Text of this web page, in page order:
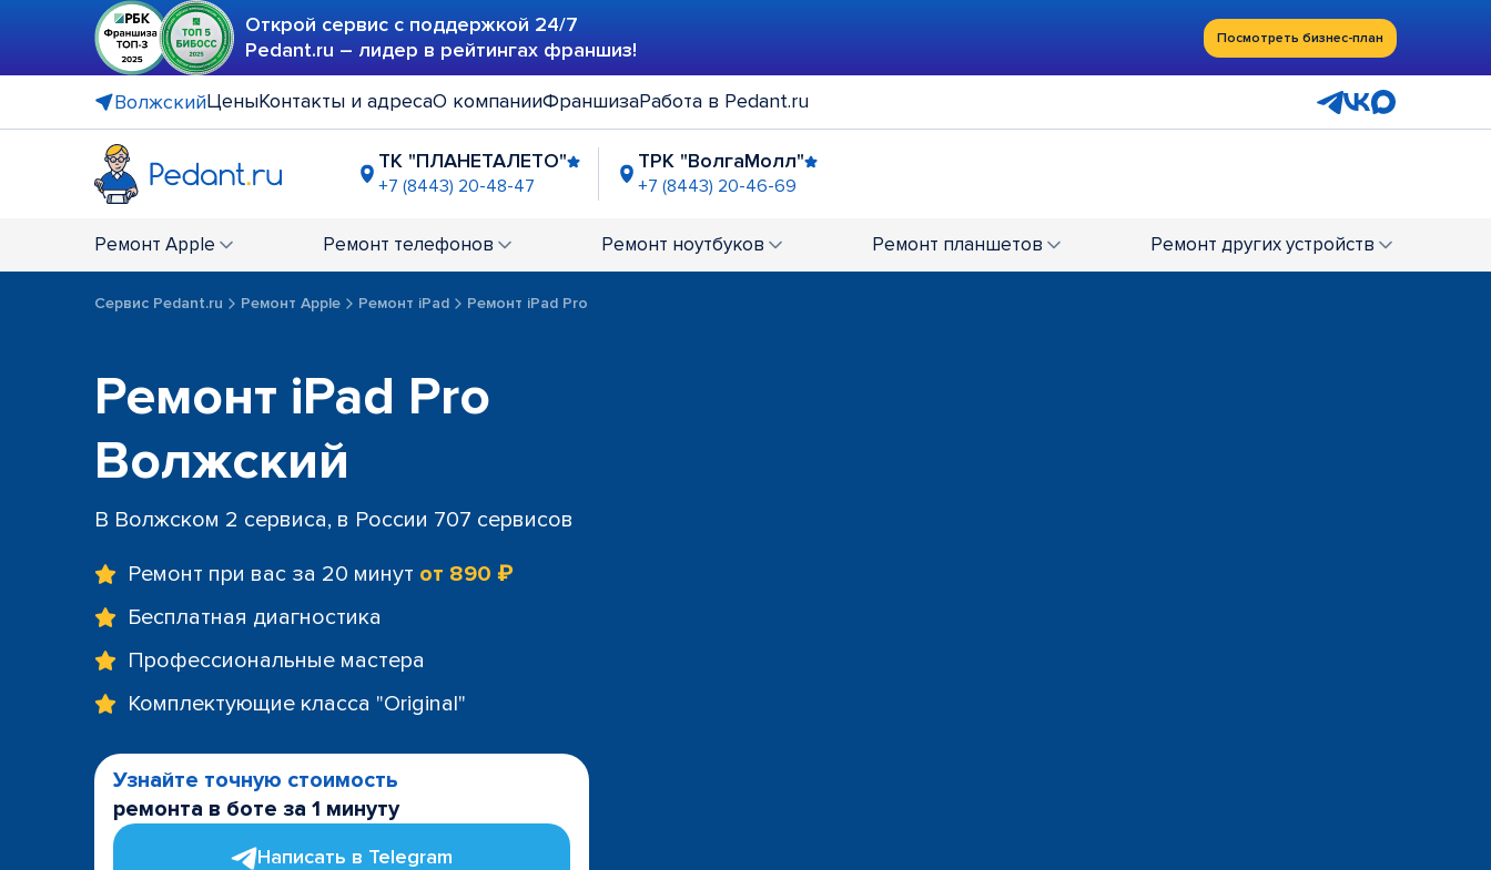
Открой сервис с поддержкой 24/7
Pedant.ru – лидер в рейтингах франшиз!
Посмотреть бизнес-план
ВолжскийЦеныКонтакты и адресаО компанииФраншизаРабота в Pedant.ru
ТК "ПЛАНЕТАЛЕТО"
+7 (8443) 20-48-47
ТРК "ВолгаМолл"
+7 (8443) 20-46-69
Ремонт Apple Ремонт телефонов Ремонт ноутбуков Ремонт планшетов Ремонт других устройств
Сервис Pedant.ru Ремонт Apple Ремонт iPad Ремонт iPad Pro
Ремонт iPad Pro
Волжский
В Волжском 2 сервиса, в России 707 сервисов
Ремонт при вас за 20 минут от 890 ₽
Бесплатная диагностика
Профессиональные мастера
Комплектующие класса "Original"
Узнайте точную стоимость
ремонта в боте за 1 минуту
Написать в Telegram